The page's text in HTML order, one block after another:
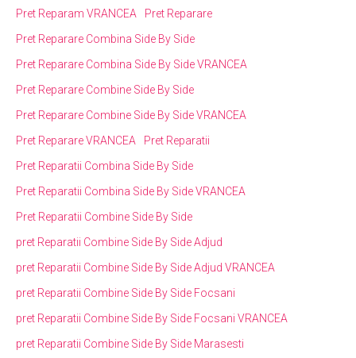
Pret Reparam VRANCEA
Pret Reparare
Pret Reparare Combina Side By Side
Pret Reparare Combina Side By Side VRANCEA
Pret Reparare Combine Side By Side
Pret Reparare Combine Side By Side VRANCEA
Pret Reparare VRANCEA
Pret Reparatii
Pret Reparatii Combina Side By Side
Pret Reparatii Combina Side By Side VRANCEA
Pret Reparatii Combine Side By Side
pret Reparatii Combine Side By Side Adjud
pret Reparatii Combine Side By Side Adjud VRANCEA
pret Reparatii Combine Side By Side Focsani
pret Reparatii Combine Side By Side Focsani VRANCEA
pret Reparatii Combine Side By Side Marasesti